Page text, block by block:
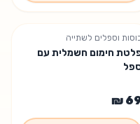
וספלים לשתייה
חימום חשמלית עם